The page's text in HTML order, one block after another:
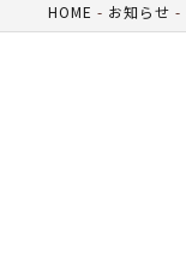
HOME お知らせ